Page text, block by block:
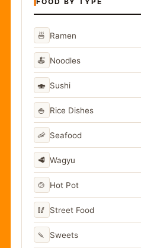
🍜 Ramen
🍝 Noodles
🍣 Sushi
🍚 Rice Dishes
🦐 Seafood
🥩 Wagyu
🍲 Hot Pot
🥢 Street Food
🍡 Sweets